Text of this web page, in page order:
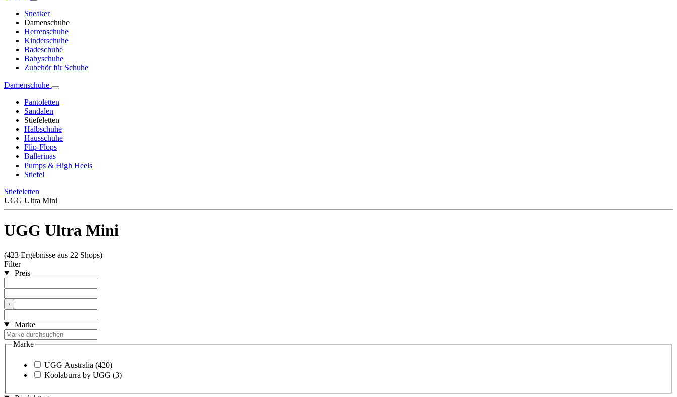
Sneaker
Damenschuhe
Herrenschuhe
Kinderschuhe
Badeschuhe
Babyschuhe
Zubehör für Schuhe
Damenschuhe
Pantoletten
Sandalen
Stiefeletten
Halbschuhe
Hausschuhe
Flip-Flops
Ballerinas
Pumps & High Heels
Stiefel
Stiefeletten
UGG Ultra Mini
UGG Ultra Mini
(423 Ergebnisse aus 22 Shops)
Filter
Preis
›
Marke
Marke
UGG Australia (420)
Koolaburra by UGG (3)